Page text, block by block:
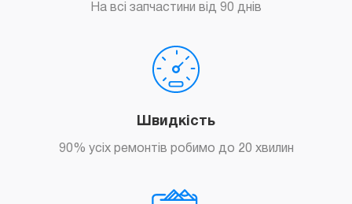
На всі запчастини від 90 днів
Швидкість
90% усіх ремонтів робимо до 20 хвилин